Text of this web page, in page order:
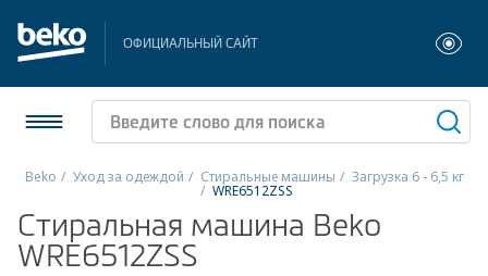
ОФИЦИАЛЬНЫЙ САЙТ
Холодильники и морозильники
Стиральные и сушильные машины
Beko Уход за одеждой Стиральные машины Загрузка 6 - 6,5 кг
WRE6512ZSS
Стиральная машина Beko
WRE6512ZSS